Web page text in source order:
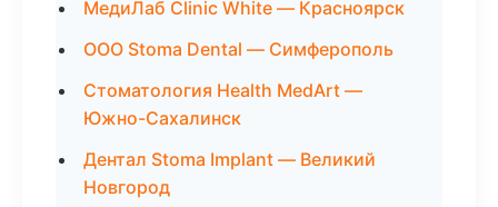
МедиЛаб Clinic White — Красноярск
ООО Stoma Dental — Симферополь
Стоматология Health MedArt —
Южно-Сахалинск
Дентал Stoma Implant — Великий
Новгород